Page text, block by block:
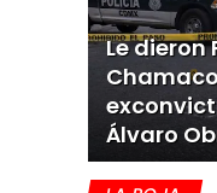
Le dieron
Álvaro